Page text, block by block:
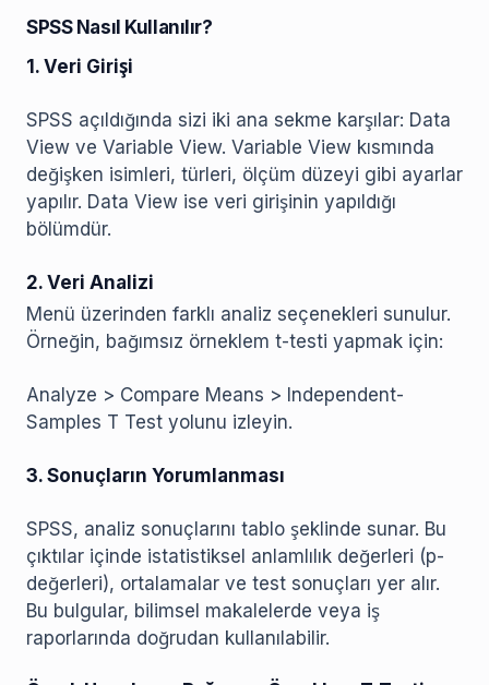
SPSS Nasıl Kullanılır?
1. Veri Girişi
SPSS açıldığında sizi iki ana sekme karşılar: Data
View ve Variable View. Variable View kısmında
değişken isimleri, türleri, ölçüm düzeyi gibi ayarlar
yapılır. Data View ise veri girişinin yapıldığı
bölümdür.
2. Veri Analizi
Menü üzerinden farklı analiz seçenekleri sunulur.
Örneğin, bağımsız örneklem t-testi yapmak için:
Analyze > Compare Means > Independent-
Samples T Test yolunu izleyin.
3. Sonuçların Yorumlanması
SPSS, analiz sonuçlarını tablo şeklinde sunar. Bu
çıktılar içinde istatistiksel anlamlılık değerleri (p-
değerleri), ortalamalar ve test sonuçları yer alır.
Bu bulgular, bilimsel makalelerde veya iş
raporlarında doğrudan kullanılabilir.